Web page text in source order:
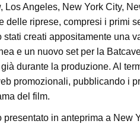
Los Angeles, New York City,
delle riprese, compresi i primi
creati appositamente una
e un nuovo set per la
durante la produzione. Al
promozionali, pubblicando i
del film.
in anteprima a New